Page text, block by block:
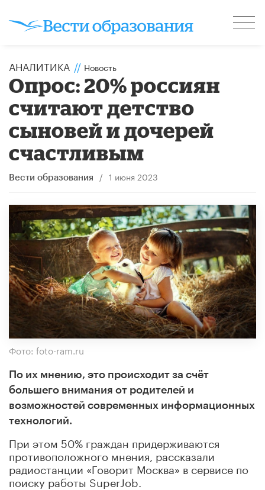
АНАЛИТИКА // Новость
Опрос: 20% россиян
считают детство
сыновей и дочерей
счастливым
Вести образования / 1 июня 2023
Фото: foto-ram.ru
По их мнению, это происходит за счёт
большего внимания от родителей и
возможностей современных информационных
технологий.
При этом 50% граждан придерживаются
противоположного мнения, рассказали
радиостанции «Говорит Москва» в сервисе по
поиску работы SuperJob.